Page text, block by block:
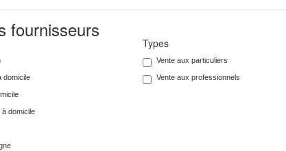
fournisseurs
domicile
à domicile
Types
Vente aux particuliers
Vente aux professionnels